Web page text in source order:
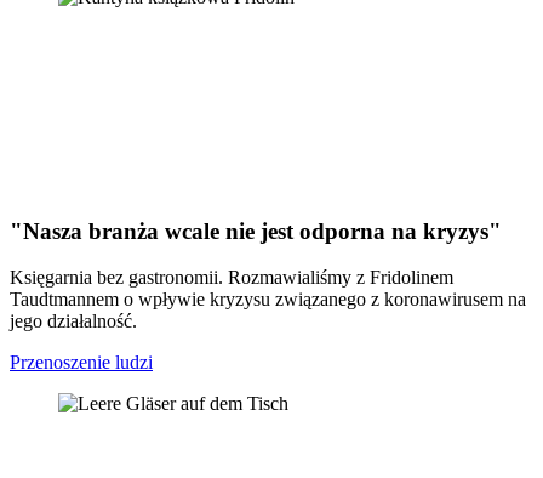
"Nasza branża wcale nie jest odporna na kryzys"
Księgarnia bez gastronomii. Rozmawialiśmy z Fridolinem
Taudtmannem o wpływie kryzysu związanego z koronawirusem na
jego działalność.
Przenoszenie ludzi